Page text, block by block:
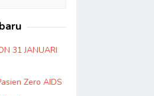
31 JANUARI
Zero AIDS